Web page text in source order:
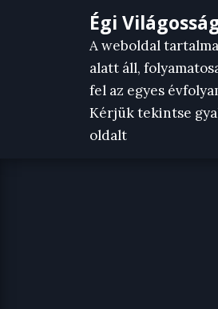
Égi
A weboldal
alatt áll,
fel az egyes
Kérjük tekintse
oldalt